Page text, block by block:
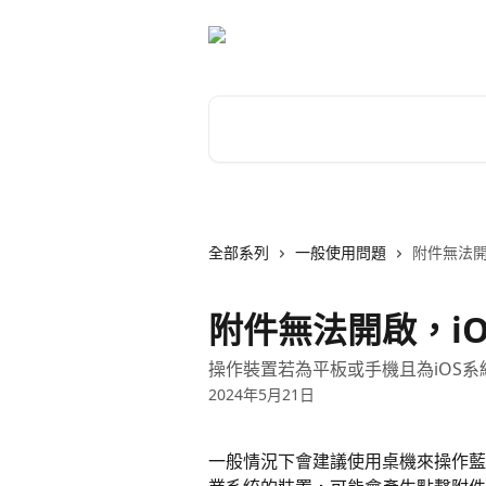
全部系列 一般使用問題 附件無法
附件無法開啟，
操作裝置若為平板或手機且為iOS
2024年5月21日
一般情況下會建議使用桌機來操作